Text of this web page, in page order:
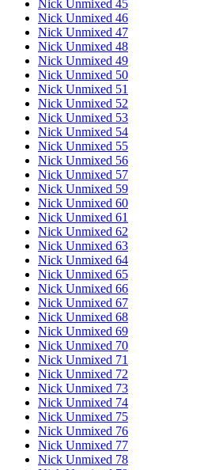
Nick Unmixed 45
Nick Unmixed 46
Nick Unmixed 47
Nick Unmixed 48
Nick Unmixed 49
Nick Unmixed 50
Nick Unmixed 51
Nick Unmixed 52
Nick Unmixed 53
Nick Unmixed 54
Nick Unmixed 55
Nick Unmixed 56
Nick Unmixed 57
Nick Unmixed 59
Nick Unmixed 60
Nick Unmixed 61
Nick Unmixed 62
Nick Unmixed 63
Nick Unmixed 64
Nick Unmixed 65
Nick Unmixed 66
Nick Unmixed 67
Nick Unmixed 68
Nick Unmixed 69
Nick Unmixed 70
Nick Unmixed 71
Nick Unmixed 72
Nick Unmixed 73
Nick Unmixed 74
Nick Unmixed 75
Nick Unmixed 76
Nick Unmixed 77
Nick Unmixed 78